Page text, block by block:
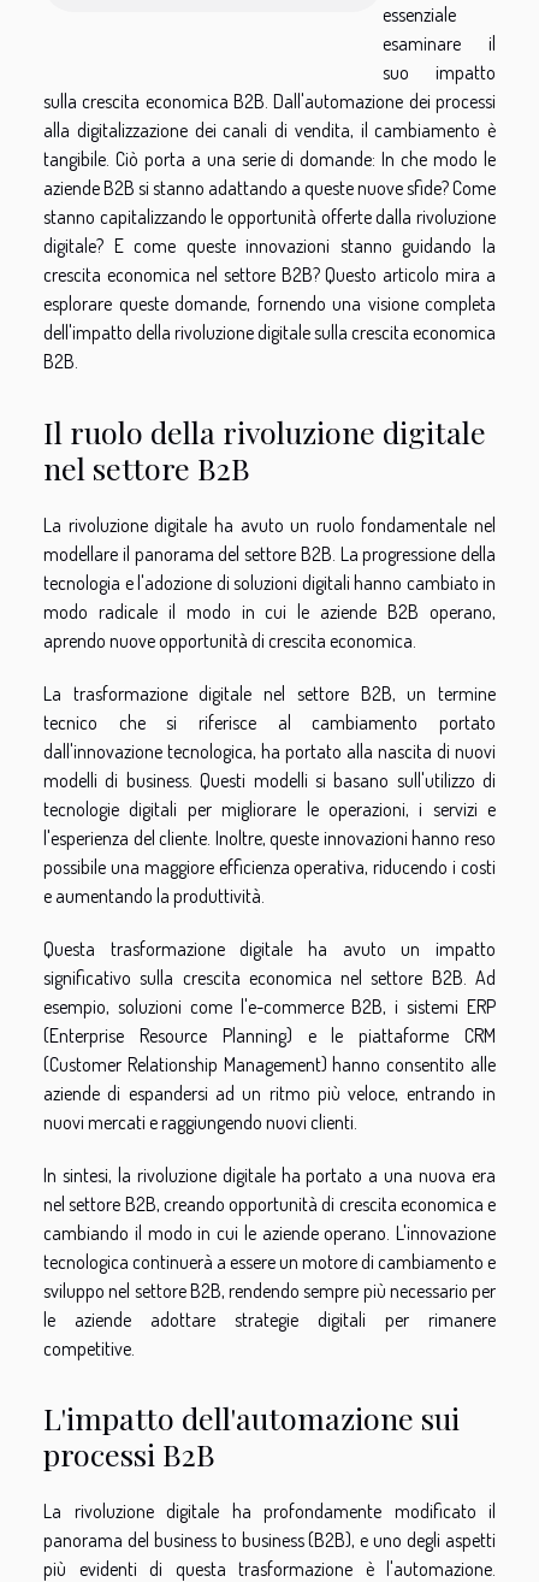
essenziale
esaminare il
suo impatto
sulla crescita economica B2B. Dall'automazione dei processi
alla digitalizzazione dei canali di vendita, il cambiamento è
tangibile. Ciò porta a una serie di domande: In che modo le
aziende B2B si stanno adattando a queste nuove sfide? Come
stanno capitalizzando le opportunità offerte dalla rivoluzione
digitale? E come queste innovazioni stanno guidando la
crescita economica nel settore B2B? Questo articolo mira a
esplorare queste domande, fornendo una visione completa
dell'impatto della rivoluzione digitale sulla crescita economica
B2B.
Il ruolo della rivoluzione digitale
nel settore B2B
La rivoluzione digitale ha avuto un ruolo fondamentale nel
modellare il panorama del settore B2B. La progressione della
tecnologia e l'adozione di soluzioni digitali hanno cambiato in
modo radicale il modo in cui le aziende B2B operano,
aprendo nuove opportunità di crescita economica.
La trasformazione digitale nel settore B2B, un termine
tecnico che si riferisce al cambiamento portato
dall'innovazione tecnologica, ha portato alla nascita di nuovi
modelli di business. Questi modelli si basano sull'utilizzo di
tecnologie digitali per migliorare le operazioni, i servizi e
l'esperienza del cliente. Inoltre, queste innovazioni hanno reso
possibile una maggiore efficienza operativa, riducendo i costi
e aumentando la produttività.
Questa trasformazione digitale ha avuto un impatto
significativo sulla crescita economica nel settore B2B. Ad
esempio, soluzioni come l'e-commerce B2B, i sistemi ERP
(Enterprise Resource Planning) e le piattaforme CRM
(Customer Relationship Management) hanno consentito alle
aziende di espandersi ad un ritmo più veloce, entrando in
nuovi mercati e raggiungendo nuovi clienti.
In sintesi, la rivoluzione digitale ha portato a una nuova era
nel settore B2B, creando opportunità di crescita economica e
cambiando il modo in cui le aziende operano. L'innovazione
tecnologica continuerà a essere un motore di cambiamento e
sviluppo nel settore B2B, rendendo sempre più necessario per
le aziende adottare strategie digitali per rimanere
competitive.
L'impatto dell'automazione sui
processi B2B
La rivoluzione digitale ha profondamente modificato il
panorama del business to business (B2B), e uno degli aspetti
più evidenti di questa trasformazione è l'automazione.